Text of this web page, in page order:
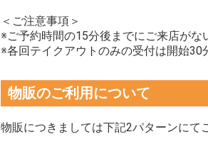
＜ご注意事項＞
※ご予約時間の15分後までにご来店が
※各回テイクアウトのみの受付は開始30
物販のご利用について
物販につきましては下記2パターンにて